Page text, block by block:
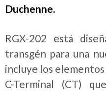
Duchenne.
RGX-202 está
transgén para una
incluye los
C-Terminal (CT)